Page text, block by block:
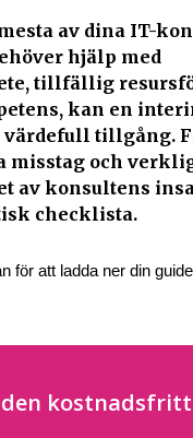
av dina IT-
hjälp med
tillfällig
kan en
värdefull tillgång.
misstag och
av konsultens
checklista.
för att ladda ner din